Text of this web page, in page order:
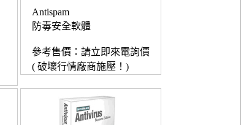
Antispam
防毒安全軟體
參考售價：請立即來電詢價
( 破壞行情廠商施壓！)